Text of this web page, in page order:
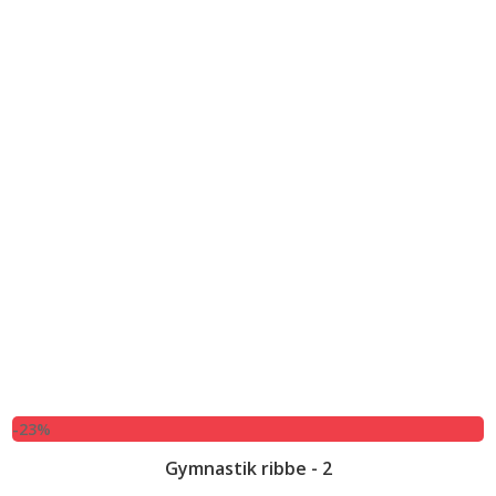
-23%
Gymnastik ribbe - 2